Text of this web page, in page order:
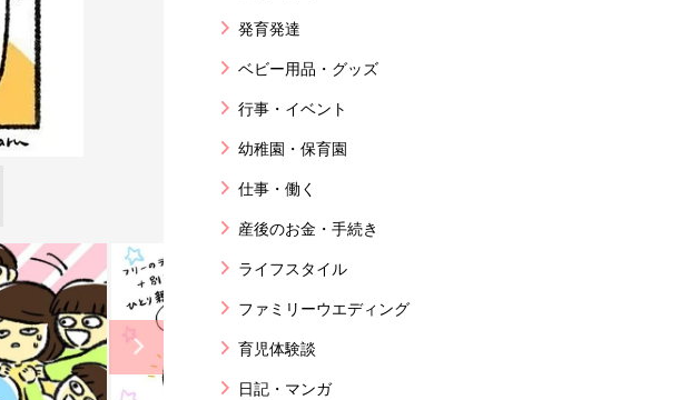
発育発達
ベビー用品・グッズ
行事・イベント
幼稚園・保育園
仕事・働く
産後のお金・手続き
ライフスタイル
ファミリーウエディング
育児体験談
日記・マンガ